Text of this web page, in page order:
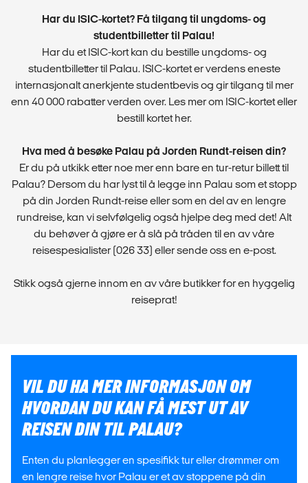
Har du ISIC-kortet? Få tilgang til ungdoms- og
studentbilletter til Palau!
Har du et ISIC-kort kan du bestille ungdoms- og
studentbilletter til Palau. ISIC-kortet er verdens eneste
internasjonalt anerkjente studentbevis og gir tilgang til mer
enn 40 000 rabatter verden over. Les mer om ISIC-kortet eller
bestill kortet her.
Hva med å besøke Palau på Jorden Rundt-reisen din?
Er du på utkikk etter noe mer enn bare en tur-retur billett til
Palau? Dersom du har lyst til å legge inn Palau som et stopp
på din Jorden Rundt-reise eller som en del av en lengre
rundreise, kan vi selvfølgelig også hjelpe deg med det! Alt
du behøver å gjøre er å slå på tråden til en av våre
reisespesialister (026 33) eller sende oss en e-post.
Stikk også gjerne innom en av våre butikker for en hyggelig
reiseprat!
VIL DU HA MER INFORMASJON OM
HVORDAN DU KAN FÅ MEST UT AV
REISEN DIN TIL PALAU?
Enten du planlegger en spesifikk tur eller drømmer om
en lengre reise hvor Palau er et av stoppene på din